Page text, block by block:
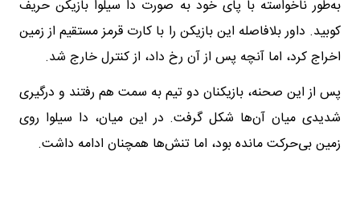
به‌طور ناخواسته با پای خود به صورت دا سیلوا بازیکن حریف
کوبید. داور بلافاصله این بازیکن را با کارت قرمز مستقیم از زمین
اخراج کرد، اما آنچه پس از آن رخ داد، از کنترل خارج شد.
پس از این صحنه، بازیکنان دو تیم به سمت هم رفتند و درگیری
شدیدی میان آن‌ها شکل گرفت. در این میان، دا سیلوا روی
زمین بی‌حرکت مانده بود، اما تنش‌ها همچنان ادامه داشت.